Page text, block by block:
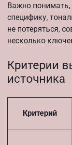
Важно
специфику,
не потеряться,
несколько
Критерии
источника
Критерий